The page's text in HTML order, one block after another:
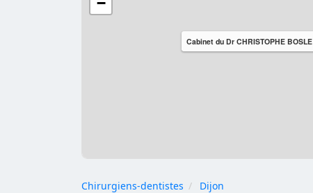
Cabinet du Dr CHRISTOPHE BOSLE
Chirurgiens-dentistes Dijon